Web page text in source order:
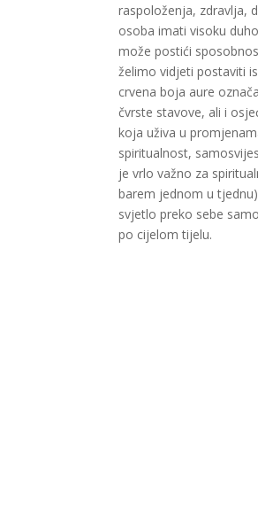
raspoloženja, zdravlja,
osoba imati visoku
može postići
želimo vidjeti postaviti
crvena boja aure
čvrste stavove, ali i
koja uživa u
spiritualnost,
je vrlo važno za
barem jednom u
svjetlo preko sebe
po cijelom tijelu.